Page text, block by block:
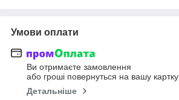
Умови оплати
Ви отримаєте замовлення
або гроші повернуться на вашу картку
Детальніше